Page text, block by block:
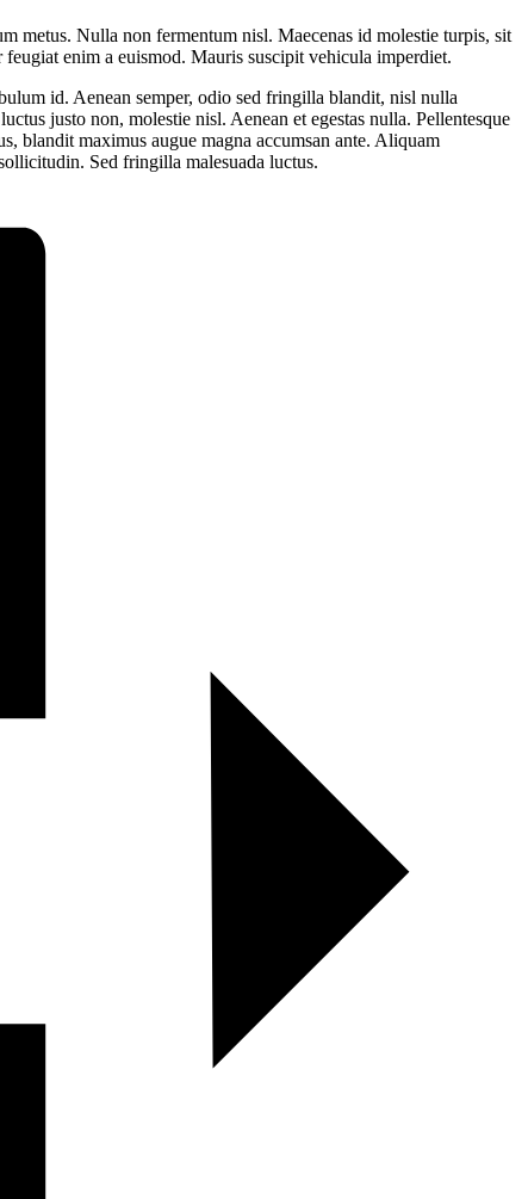
metus. Nulla non fermentum nisl. Maecenas id molestie turpis, sit
enim a euismod. Mauris suscipit vehicula imperdiet.
id. Aenean semper, odio sed fringilla blandit, nisl nulla
justo non, molestie nisl. Aenean et egestas nulla. Pellentesque
blandit maximus augue magna accumsan ante. Aliquam
Sed fringilla malesuada luctus.